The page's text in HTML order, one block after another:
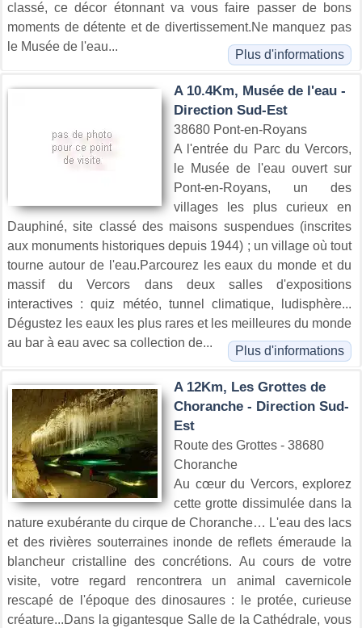
classé, ce décor étonnant va vous faire passer de bons
moments de détente et de divertissement.Ne manquez pas
le Musée de l'eau...
Plus d'informations
A 10.4Km, Musée de l'eau -
Direction Sud-Est
38680 Pont-en-Royans
A l'entrée du Parc du Vercors,
le Musée de l'eau ouvert sur
Pont-en-Royans, un des
villages les plus curieux en
Dauphiné, site classé des maisons suspendues (inscrites
aux monuments historiques depuis 1944) ; un village où tout
tourne autour de l'eau.Parcourez les eaux du monde et du
massif du Vercors dans deux salles d'expositions
interactives : quiz météo, tunnel climatique, ludisphère...
Dégustez les eaux les plus rares et les meilleures du monde
au bar à eau avec sa collection de...
Plus d'informations
A 12Km, Les Grottes de
Choranche - Direction Sud-
Est
Route des Grottes - 38680
Choranche
Au cœur du Vercors, explorez
cette grotte dissimulée dans la
nature exubérante du cirque de Choranche… L'eau des lacs
et des rivières souterraines inonde de reflets émeraude la
blancheur cristalline des concrétions. Au cours de votre
visite, votre regard rencontrera un animal cavernicole
rescapé de l'époque des dinosaures : le protée, curieuse
créature...Dans la gigantesque Salle de la Cathédrale, vous